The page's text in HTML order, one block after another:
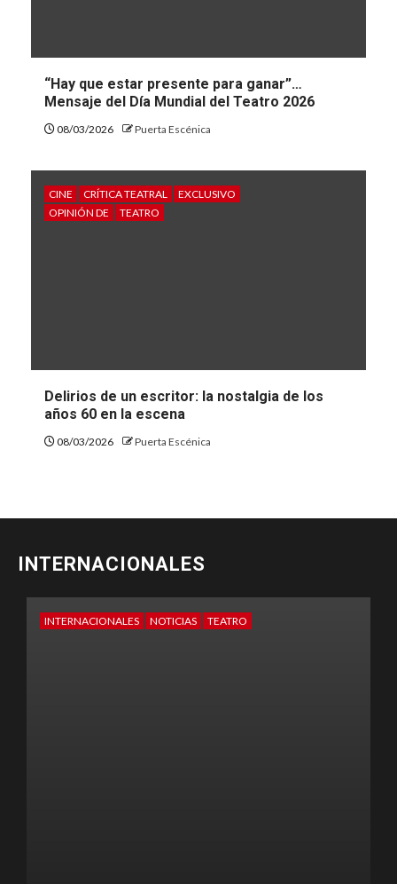
“Hay que estar presente para ganar”…
Mensaje del Día Mundial del Teatro 2026
08/03/2026 Puerta Escénica
CINE CRÍTICA TEATRAL
EXCLUSIVO
OPINIÓN DE
TEATRO
Delirios de un escritor: la nostalgia de los
años 60 en la escena
08/03/2026 Puerta Escénica
INTERNACIONALES
INTERNACIONALES NOTICIAS TEATRO